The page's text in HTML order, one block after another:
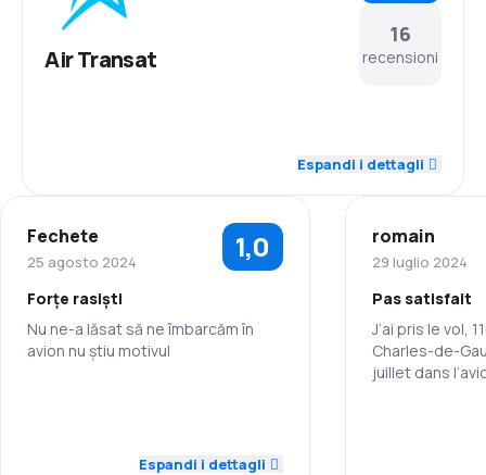
Air Transat
16
recensioni
Rete di rotte 4,0
Prezzi dei biglietti 3,5
Comfort di viaggio 3,6
Espandi i dettagli
Fechete
25 agosto 2024 1,0
Forțe rasiști
Nu ne-a lăsat să ne îmbarcăm în
avion nu știu motivul
Espandi i dettagli
romain
29 luglio 2024
Pas satisfait
J’ai pris le vol,
Charles-de-Gaulle
juillet dans